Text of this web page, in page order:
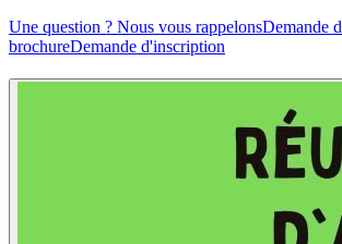
Une question ? Nous vous rappelonsDemande
brochureDemande d'inscription